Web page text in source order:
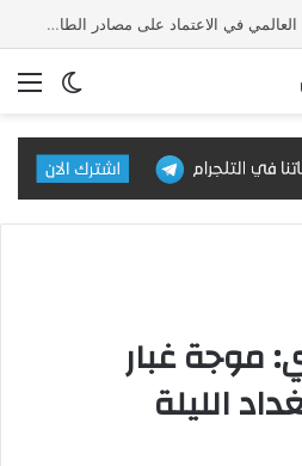
عُمان تواصل دعمها للتوجه العالمي في الاعتماد على مصادر الطاقة النظيفة والمتجددة
الوضع
موجة غبار
الليلة